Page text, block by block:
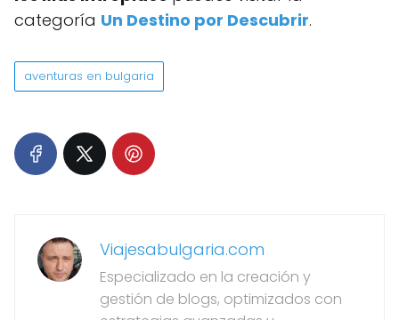
categoría Un Destino por Descubrir.
aventuras en bulgaria
Viajesabulgaria.com
Especializado en la creación y
gestión de blogs, optimizados con